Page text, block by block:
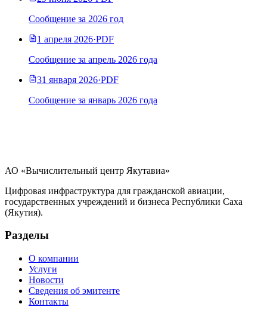
Сообщение за 2026 год
1 апреля 2026·PDF
Сообщение за апрель 2026 года
31 января 2026·PDF
Сообщение за январь 2026 года
АО «Вычислительный центр Якутавиа»
Цифровая инфраструктура для гражданской авиации,
государственных учреждений и бизнеса Республики Саха
(Якутия).
Разделы
О компании
Услуги
Новости
Сведения об эмитенте
Контакты